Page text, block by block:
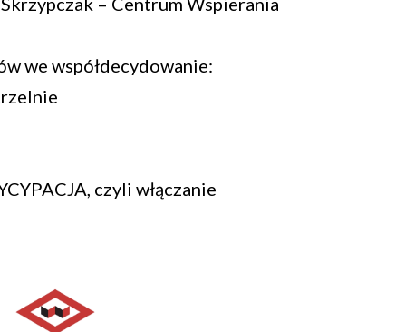
we współdecydowanie:
czyli włączanie